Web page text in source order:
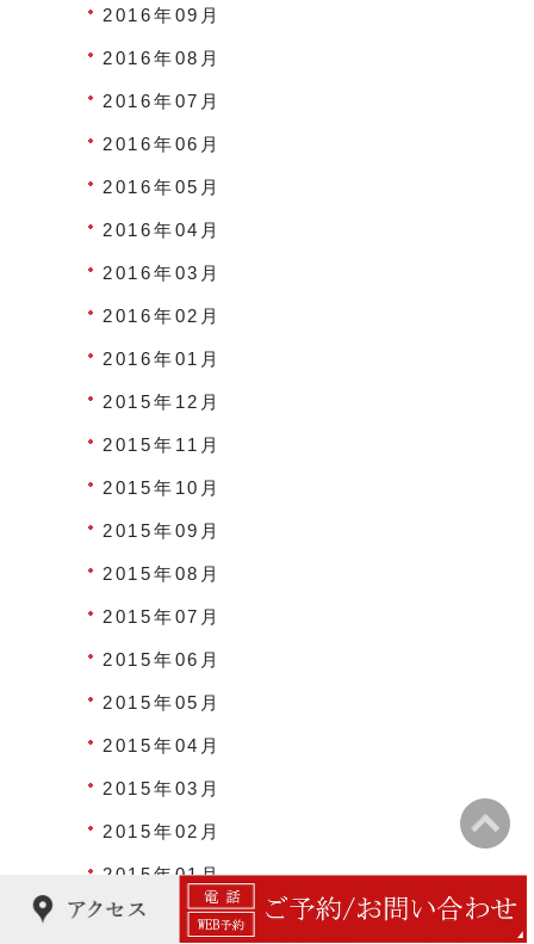
2016年09月
2016年08月
2016年07月
2016年06月
2016年05月
2016年04月
2016年03月
2016年02月
2016年01月
2015年12月
2015年11月
2015年10月
2015年09月
2015年08月
2015年07月
2015年06月
2015年05月
2015年04月
2015年03月
2015年02月
2015年01月
2014年12月